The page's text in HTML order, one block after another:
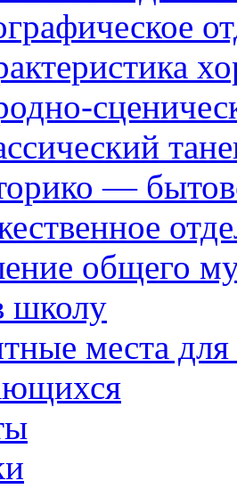
—
общего
школу
места